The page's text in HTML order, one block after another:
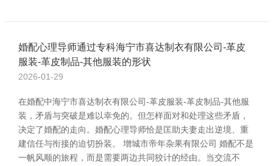
婚配心理导师通过专科海宁市喜达制衣有限公司-革皮
服装-革皮制品-其他服装的形状
2026-01-29
在婚配中海宁市喜达制衣有限公司-革皮服装-革皮制品-其他服
装，矛盾与突破是难以幸免的。但怎样面对和处理这些矛盾，
决定了婚配的走向。婚配心理导师恰是匡助夫妻走出逆境、重
建信任与衔接的迫切扮装。 增城市帝年杂果有限公司 婚配不是
一帆风顺的旅程，而是需要两边共同狡计的经由。当交流不